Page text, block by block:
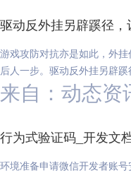
驱动反外挂另辟蹊径
游戏攻防对抗亦是如此，外
后人一步。驱动反外挂另辟
来自：动态资
行为式验证码_开发文
环境准备申请微信开发者账